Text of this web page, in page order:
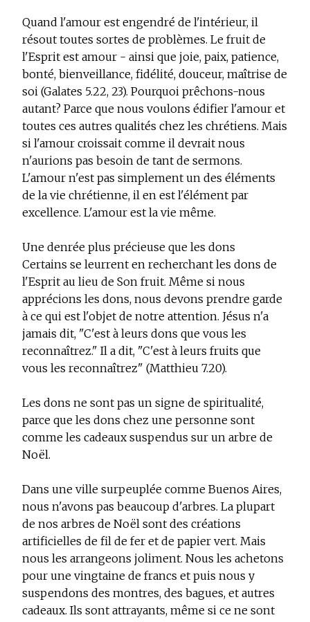
Quand l'amour est engendré de l'intérieur, il
résout toutes sortes de problèmes. Le fruit de
l'Esprit est amour - ainsi que joie, paix, patience,
bonté, bienveillance, fidélité, douceur, maîtrise de
soi (Galates 5.22, 23). Pourquoi prêchons-nous
autant? Parce que nous voulons édifier l'amour et
toutes ces autres qualités chez les chrétiens. Mais
si l'amour croissait comme il devrait nous
n'aurions pas besoin de tant de sermons.
L'amour n'est pas simplement un des éléments
de la vie chrétienne, il en est l'élément par
excellence. L'amour est la vie même.
Une denrée plus précieuse que les dons
Certains se leurrent en recherchant les dons de
l'Esprit au lieu de Son fruit. Même si nous
apprécions les dons, nous devons prendre garde
à ce qui est l'objet de notre attention. Jésus n'a
jamais dit, "C'est à leurs dons que vous les
reconnaîtrez." Il a dit, "C'est à leurs fruits que
vous les reconnaîtrez" (Matthieu 7.20).
Les dons ne sont pas un signe de spiritualité,
parce que les dons chez une personne sont
comme les cadeaux suspendus sur un arbre de
Noël.
Dans une ville surpeuplée comme Buenos Aires,
nous n'avons pas beaucoup d'arbres. La plupart
de nos arbres de Noël sont des créations
artificielles de fil de fer et de papier vert. Mais
nous les arrangeons joliment. Nous les achetons
pour une vingtaine de francs et puis nous y
suspendons des montres, des bagues, et autres
cadeaux. Ils sont attrayants, même si ce ne sont